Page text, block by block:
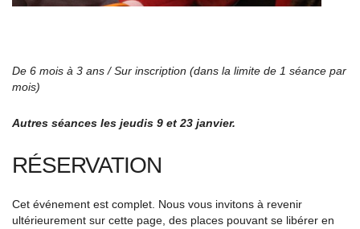
De 6 mois à 3 ans / Sur inscription (dans la limite de 1 séance par
mois)
Autres séances les jeudis 9 et 23 janvier.
RÉSERVATION
Cet événement est complet. Nous vous invitons à revenir
ultérieurement sur cette page, des places pouvant se libérer en